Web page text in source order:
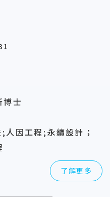
博士
因工程;永續設計；
了解更多